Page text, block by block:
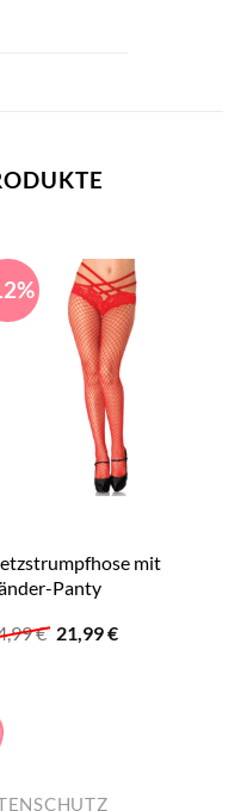
mit
Panty
€ Ursprünglicher
Preis
21,99€Aktueller